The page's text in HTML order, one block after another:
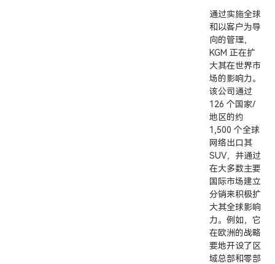
通过实施全球
和以客户为导
向的管理，
KGM 正在扩
大其在世界市
场的影响力。
该公司通过
126 个国家/
地区的约
1,500 个全球
网络出口其
SUV，并通过
在大多数主要
国际市场建立
分销来积极扩
大其全球影响
力。例如，它
在欧洲的战略
要地开设了区
域总部和零部